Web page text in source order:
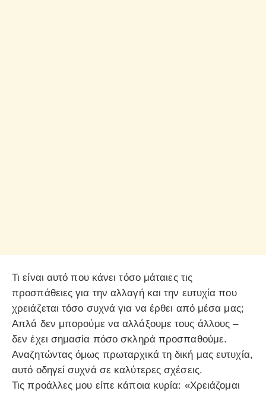
Τι είναι αυτό που κάνει τόσο μάταιες τις
προσπάθειες για την αλλαγή και την ευτυχία που
χρειάζεται τόσο συχνά για να έρθει από μέσα μας;
Απλά δεν μπορούμε να αλλάξουμε τους άλλους –
δεν έχει σημασία πόσο σκληρά προσπαθούμε.
Αναζητώντας όμως πρωταρχικά τη δική μας ευτυχία,
αυτό οδηγεί συχνά σε καλύτερες σχέσεις.
Τις προάλλες μου είπε κάποια κυρία: «Χρειάζομαι